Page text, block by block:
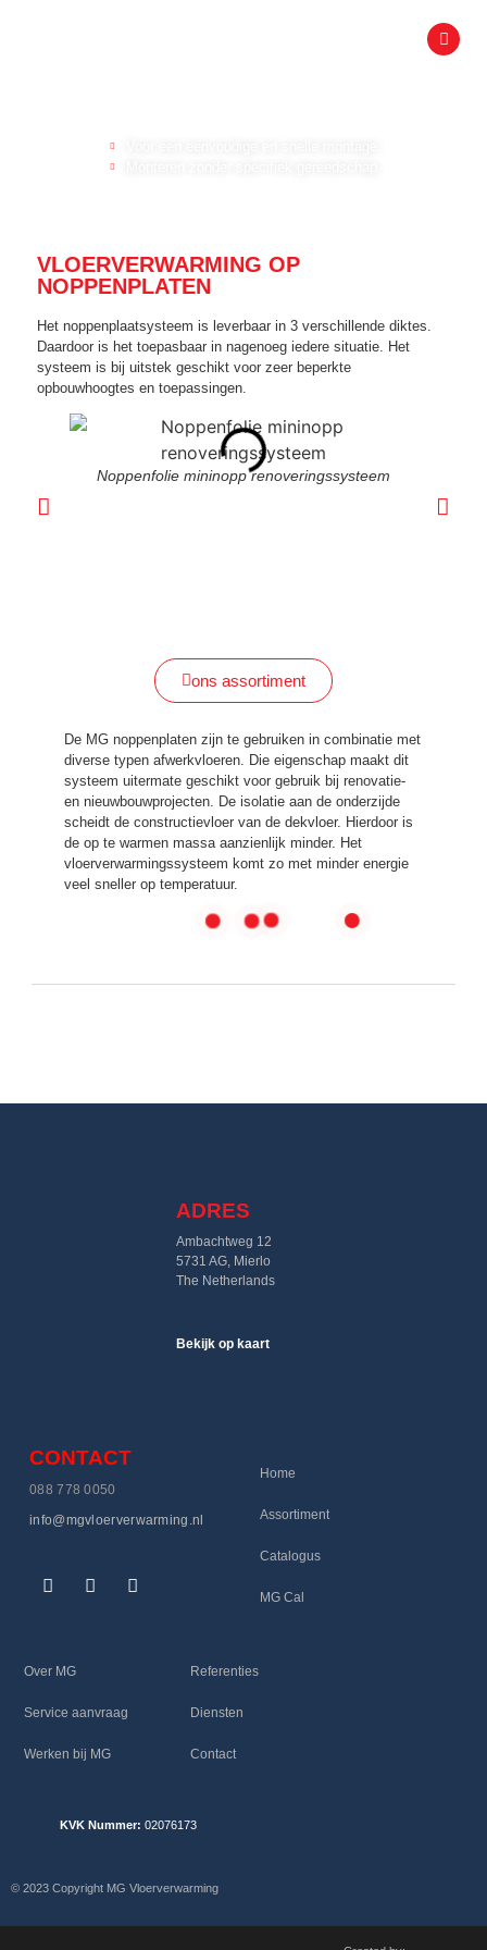
VLOERVERWARMING OP
NOPPENPLATEN
Het noppenplaatsysteem is leverbaar in 3 verschillende diktes.
Daardoor is het toepasbaar in nagenoeg iedere situatie. Het
systeem is bij uitstek geschikt voor zeer beperkte
opbouwhoogtes en toepassingen.
Noppenfolie mininopp renoveringssysteem
ons assortiment
De MG noppenplaten zijn te gebruiken in combinatie met
diverse typen afwerkvloeren. Die eigenschap maakt dit
systeem uitermate geschikt voor gebruik bij renovatie-
en nieuwbouwprojecten. De isolatie aan de onderzijde
scheidt de constructievloer van de dekvloer. Hierdoor is
de op te warmen massa aanzienlijk minder. Het
vloerverwarmingssysteem komt zo met minder energie
veel sneller op temperatuur.
ADRES
Ambachtweg 12
5731 AG, Mierlo
The Netherlands
Bekijk op kaart
CONTACT
088 778 0050
info@mgvloerverwarming.nl
Home
Assortiment
Catalogus
MG Cal
Over MG
Service aanvraag
Werken bij MG
Referenties
Diensten
Contact
KVK Nummer: 02076173
© 2023 Copyright MG Vloerverwarming